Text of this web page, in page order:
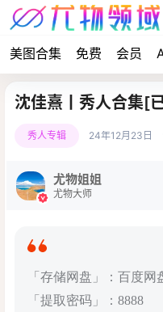
美图合集 免费 会员
沈佳熹丨秀人合集[
秀人专辑 24年12月23日
尤物姐姐
尤物大师
「存储网盘」：百度网
「提取密码」：8888